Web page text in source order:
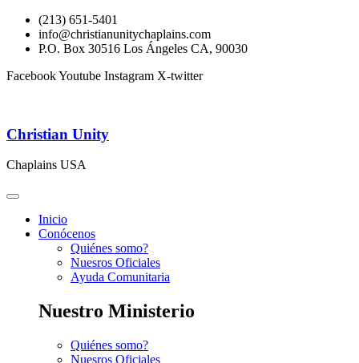
(213) 651-5401
info@christianunitychaplains.com
P.O. Box 30516 Los Ángeles CA, 90030
FacebookYoutube Instagram X-twitter
Christian Unity
Chaplains USA
Inicio
Conócenos
Quiénes somo?
Nuesros Oficiales
Ayuda Comunitaria
Nuestro Ministerio
Quiénes somo?
Nuesros Oficiales